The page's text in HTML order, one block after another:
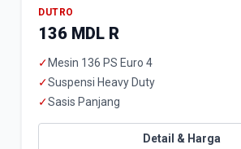
DUTRO
136 MDL R
✓ Mesin 136 PS Euro 4
✓Suspensi Heavy Duty
✓Sasis Panjang
Detail & Harga